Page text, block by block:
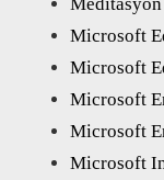
Microsoft
Microsoft
Microsoft
Microsoft
Microsoft